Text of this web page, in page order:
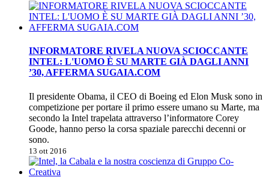
INFORMATORE RIVELA NUOVA SCIOCCANTE
INTEL: L'UOMO È SU MARTE GIÀ DAGLI ANNI
’30, AFFERMA SUGAIA.COM
Il presidente Obama, il CEO di Boeing ed Elon Musk sono in
competizione per portare il primo essere umano su Marte, ma
secondo la Intel trapelata attraverso l’informatore Corey
Goode, hanno perso la corsa spaziale parecchi decenni or
sono.
13 ott 2016